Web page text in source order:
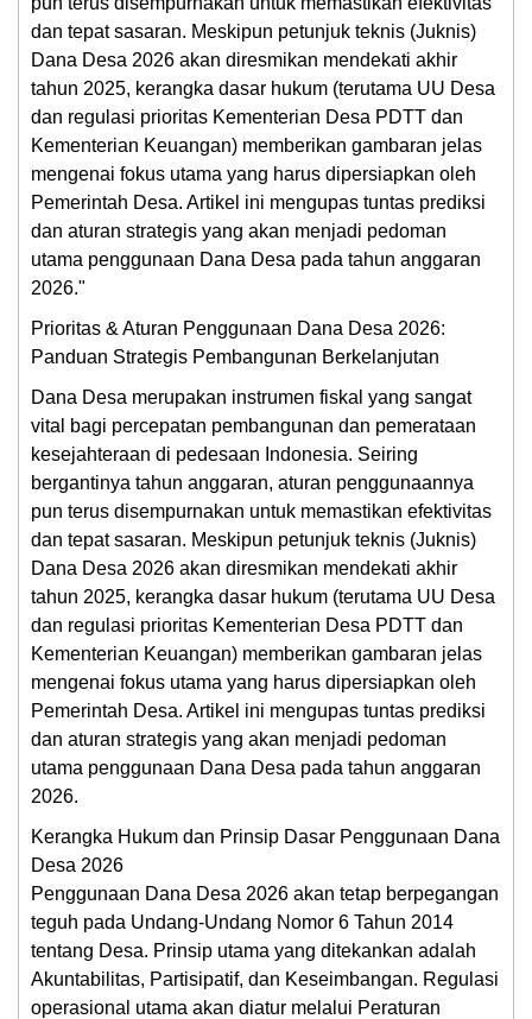
Pembangunan
Galeri
Pengaduan
Pemerintah
Desa
Layanan
Mandiri
Desa
STATISTIK
PENDUDUK
dan tepat sasaran. Meskipun petunjuk teknis (Juknis)
Dana Desa 2026 akan diresmikan mendekati akhir
tahun 2025, kerangka dasar hukum (terutama UU Desa
dan regulasi prioritas Kementerian Desa PDTT dan
Kementerian Keuangan) memberikan gambaran jelas
mengenai fokus utama yang harus dipersiapkan oleh
Pemerintah Desa. Artikel ini mengupas tuntas prediksi
dan aturan strategis yang akan menjadi pedoman
utama penggunaan Dana Desa pada tahun anggaran
2026."
Prioritas & Aturan Penggunaan Dana Desa 2026:
Panduan Strategis Pembangunan Berkelanjutan
Dana Desa merupakan instrumen fiskal yang sangat
vital bagi percepatan pembangunan dan pemerataan
kesejahteraan di pedesaan Indonesia. Seiring
bergantinya tahun anggaran, aturan penggunaannya
pun terus disempurnakan untuk memastikan efektivitas
dan tepat sasaran. Meskipun petunjuk teknis (Juknis)
Dana Desa 2026 akan diresmikan mendekati akhir
tahun 2025, kerangka dasar hukum (terutama UU Desa
dan regulasi prioritas Kementerian Desa PDTT dan
Kementerian Keuangan) memberikan gambaran jelas
mengenai fokus utama yang harus dipersiapkan oleh
Pemerintah Desa. Artikel ini mengupas tuntas prediksi
dan aturan strategis yang akan menjadi pedoman
utama penggunaan Dana Desa pada tahun anggaran
2026.
Kerangka Hukum dan Prinsip Dasar Penggunaan Dana
Desa 2026
Penggunaan Dana Desa 2026 akan tetap berpegangan
teguh pada Undang-Undang Nomor 6 Tahun 2014
tentang Desa. Prinsip utama yang ditekankan adalah
Akuntabilitas, Partisipatif, dan Keseimbangan. Regulasi
operasional utama akan diatur melalui Peraturan